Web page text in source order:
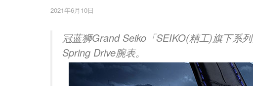
2021年6月10日
冠蓝狮Grand Seiko「SEIKO(精工)旗下系
Spring Drive腕表。